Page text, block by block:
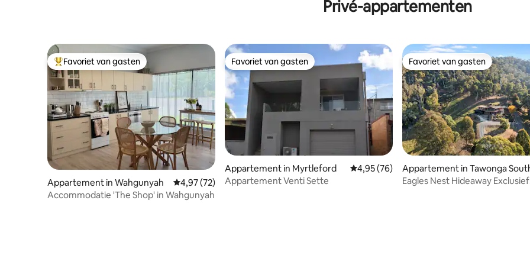
Privé-appartementen
Topfavoriet van gasten
Favoriet van gasten
Appartement in Wahgunyah Gemiddelde beoordeling van 4,97 uit 5, 72 recensies
4,97 (72)
Accommodatie 'The Shop' in Wahgunyah
Favoriet van gasten
Favoriet van gasten
Appartement in Myrtleford Gemiddelde beoordeling van 4,95 uit 5, 76
4,95 (76)
Appartement Venti Sette
Favoriet van gasten
Favoriet van gasten
Appartement in Tawonga
Eagles Nest Hideaway Exclusief